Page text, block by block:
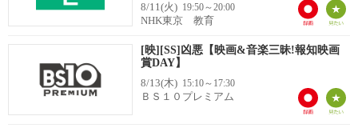
8/11(火) 19:50～20:00
NHK東京 教育
[映][SS]凶悪【映画&音楽三昧!報知映画
賞DAY】
8/13(木) 15:10～17:30
ＢＳ１０プレミアム